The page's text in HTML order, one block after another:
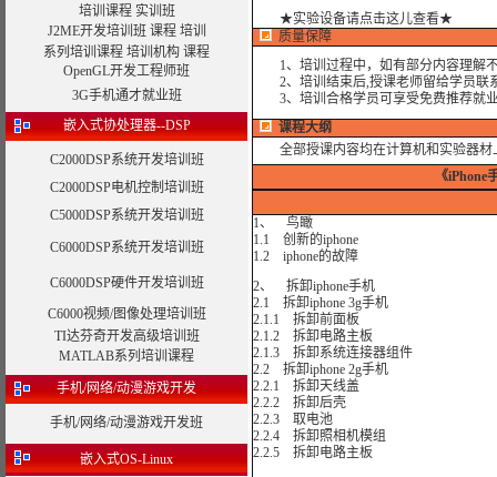
培训课程 实训班
J2ME开发培训班 课程 培训
系列培训课程 培训机构 课程
OpenGL开发工程师班
3G手机通才就业班
嵌入式协处理器--DSP
C2000DSP系统开发培训班
C2000DSP电机控制培训班
C5000DSP系统开发培训班
C6000DSP系统开发培训班
C6000DSP硬件开发培训班
C6000视频/图像处理培训班
TI达芬奇开发高级培训班
MATLAB系列培训课程
手机/网络/动漫游戏开发
手机/网络/动漫游戏开发班
嵌入式OS-Linux
★实验设备请点击这儿查看★
质量保障
1、培训过程中，如有部分内容理解
2、培训结束后,授课老师留给学员联
3、培训合格学员可享受免费推荐就
课程大纲
全部授课内容均在计算机和实验器材
《iPhone
1、 鸟瞰
1.1 创新的iphone
1.2 iphone的故障
2、 拆卸iphone手机
2.1 拆卸iphone 3g手机
2.1.1 拆卸前面板
2.1.2 拆卸电路主板
2.1.3 拆卸系统连接器组件
2.2 拆卸iphone 2g手机
2.2.1 拆卸天线盖
2.2.2 拆卸后壳
2.2.3 取电池
2.2.4 拆卸照相机模组
2.2.5 拆卸电路主板